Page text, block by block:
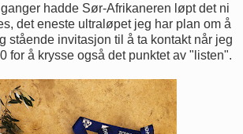
hadde Sør-Afrikaneren løpt det ni
det eneste ultraløpet jeg har plan om å
stående invitasjon til å ta kontakt når jeg
for å krysse også det punktet av "listen".